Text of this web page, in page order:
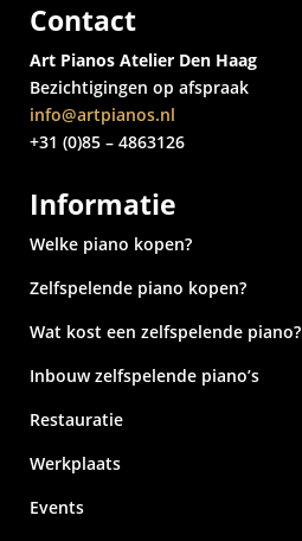
Contact
Art Pianos Atelier Den Haag
Bezichtigingen op afspraak
info@artpianos.nl
+31 (0)85 – 4863126
Informatie
Welke piano kopen?
Zelfspelende piano kopen?
Wat kost een zelfspelende piano?
Inbouw zelfspelende piano’s
Restauratie
Werkplaats
Events